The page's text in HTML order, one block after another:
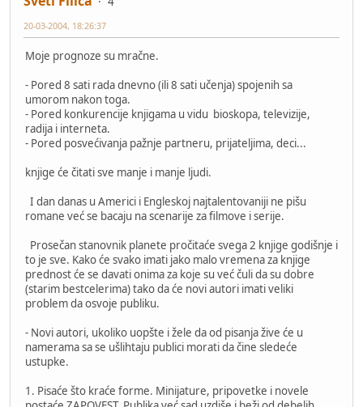
20-03-2004, 18:26:37
Moje prognoze su mračne.
- Pored 8 sati rada dnevno (ili 8 sati učenja) spojenih sa
umorom nakon toga.
- Pored konkurencije knjigama u vidu bioskopa, televizije,
radija i interneta.
- Pored posvećivanja pažnje partneru, prijateljima, deci...
knjige će čitati sve manje i manje ljudi.
I dan danas u Americi i Engleskoj najtalentovaniji ne pišu
romane već se bacaju na scenarije za filmove i serije.
Prosečan stanovnik planete pročitaće svega 2 knjige godišnje i
to je sve. Kako će svako imati jako malo vremena za knjige
prednost će se davati onima za koje su već čuli da su dobre
(starim bestcelerima) tako da će novi autori imati veliki
problem da osvoje publiku.
- Novi autori, ukoliko uopšte i žele da od pisanja žive će u
namerama sa se ušlihtaju publici morati da čine sledeće
ustupke.
1. Pisaće što kraće forme. Minijature, pripovetke i novele